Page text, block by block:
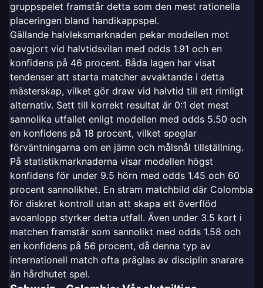
gruppspelet framstår detta som den mest rationella
placeringen bland handikappspel.
Gällande halvleksmarknaden pekar modellen mot
oavgjort vid halvtidsvilan med odds 1.91 och en
konfidens på 46 procent. Båda lagen har visat
tendenser att starta matcher avvaktande i detta
mästerskap, vilket gör draw vid halvtid till ett rimligt
alternativ. Sett till korrekt resultat är 0:1 det mest
sannolika utfallet enligt modellen med odds 5.50 och
en konfidens på 18 procent, vilket speglar
förväntningarna om en jämn och målsnål tillställning.
På statistikmarknaderna visar modellen högst
konfidens för under 9.5 hörn med odds 1.45 och 60
procent sannolikhet. En stram matchbild där Colombia
för diskret kontroll utan att skapa ett överflöd
avoanlopp styrker detta utfall. Även under 3.5 kort i
matchen framstår som sannolikt med odds 1.58 och
en konfidens på 56 procent, då denna typ av
internationell match ofta präglas av disciplin snarare
än hårdhutet spel.